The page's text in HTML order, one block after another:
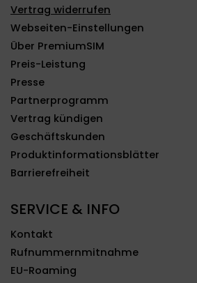
Vertrag widerrufen
Webseiten-Einstellungen
Über PremiumSIM
Preis-Leistung
Presse
Partnerprogramm
Vertrag kündigen
Geschäftskunden
Produktinformationsblätter
Barrierefreiheit
SERVICE & INFO
Kontakt
Rufnummernmitnahme
EU-Roaming